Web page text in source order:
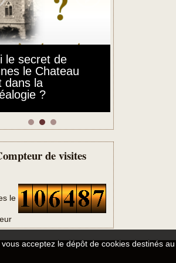
le secret de
le Chateau
dans la
?
de visites
le
vous acceptez le dépôt de cookies destinés